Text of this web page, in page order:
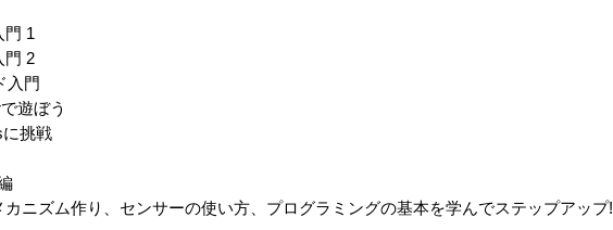
1
2
入門
遊ぼう
挑戦
カニズム作り、センサーの使い方、プログラミングの基本を学んでステップアップ!